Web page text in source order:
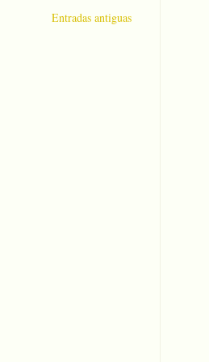
Entradas antiguas